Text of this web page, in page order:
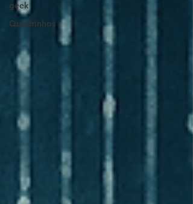
geek
Quadrinhos